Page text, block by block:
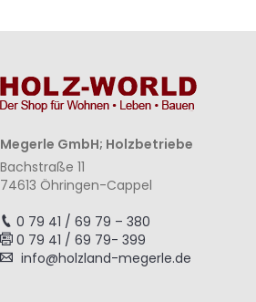
Megerle GmbH; Holzbetriebe
Bachstraße 11
74613 Öhringen-Cappel
0 79 41 / 69 79 – 380
0 79 41 / 69 79- 399
info@holzland-megerle.de